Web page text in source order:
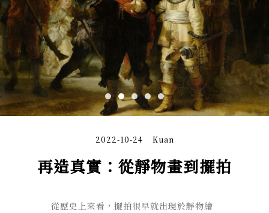
再造真實：從靜物畫到擺拍
Kuan
2022-10-24
從歷史上來看，擺拍很早就出現於靜物繪